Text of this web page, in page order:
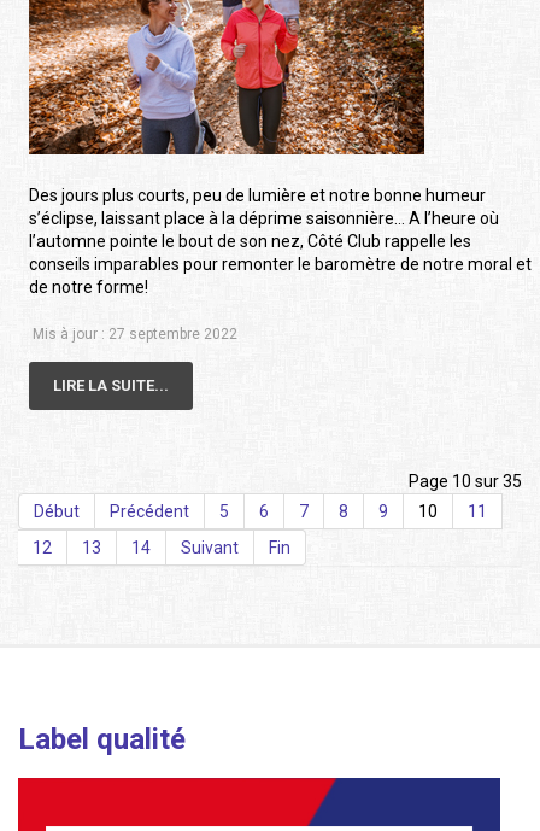
Des jours plus courts, peu de lumière et notre bonne humeur
s’éclipse, laissant place à la déprime saisonnière… A l’heure où
l’automne pointe le bout de son nez, Côté Club rappelle les
conseils imparables pour remonter le baromètre de notre moral et
de notre forme!
Mis à jour : 27 septembre 2022
LIRE LA SUITE...
Page 10 sur 35
Début
Précédent 5 6 7 8 9 10
11
12
13 14 Suivant Fin
Label qualité